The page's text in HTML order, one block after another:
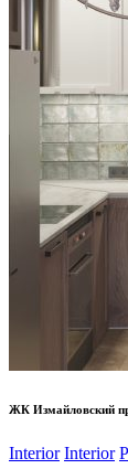
ЖК Измайловский
Interior Interior